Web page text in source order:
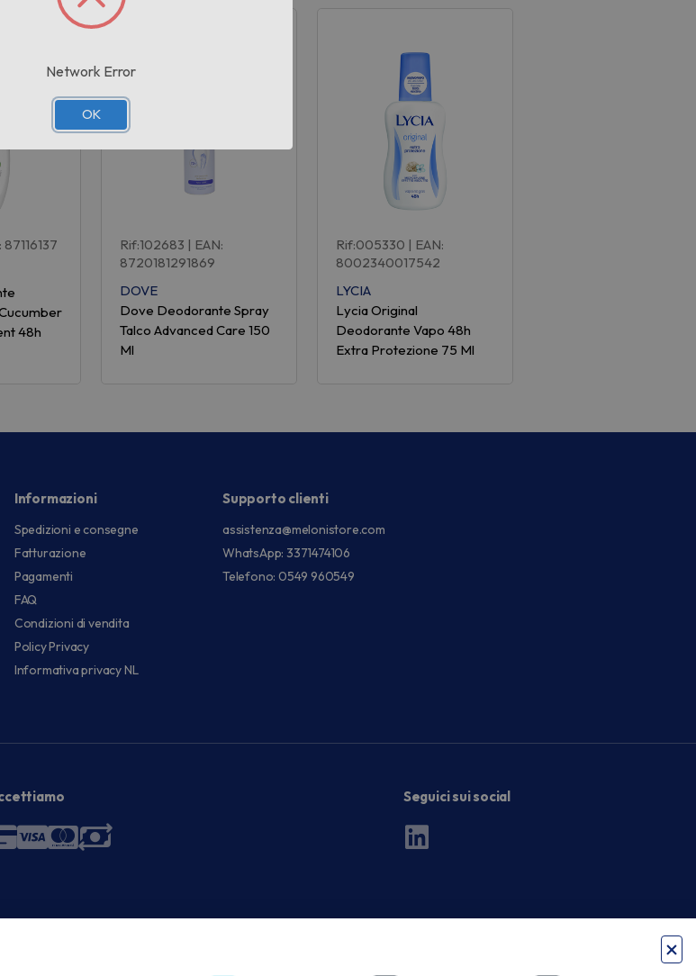
87116137
48h
Rif:102683 | EAN:
8720181291869
DOVE
Dove Deodorante Spray
Talco Advanced Care 150
Ml
Rif:005330 | EAN:
8002340017542
LYCIA
Lycia Original
Deodorante Vapo 48h
Extra Protezione 75 Ml
Informazioni
Spedizioni e consegne
Fatturazione
Pagamenti
FAQ
Condizioni di vendita
Policy Privacy
Informativa privacy NL
Supporto clienti
assistenza@melonistore.com
WhatsApp: 3371474106
Telefono: 0549 960549
Seguici sui social
Network Error
OK